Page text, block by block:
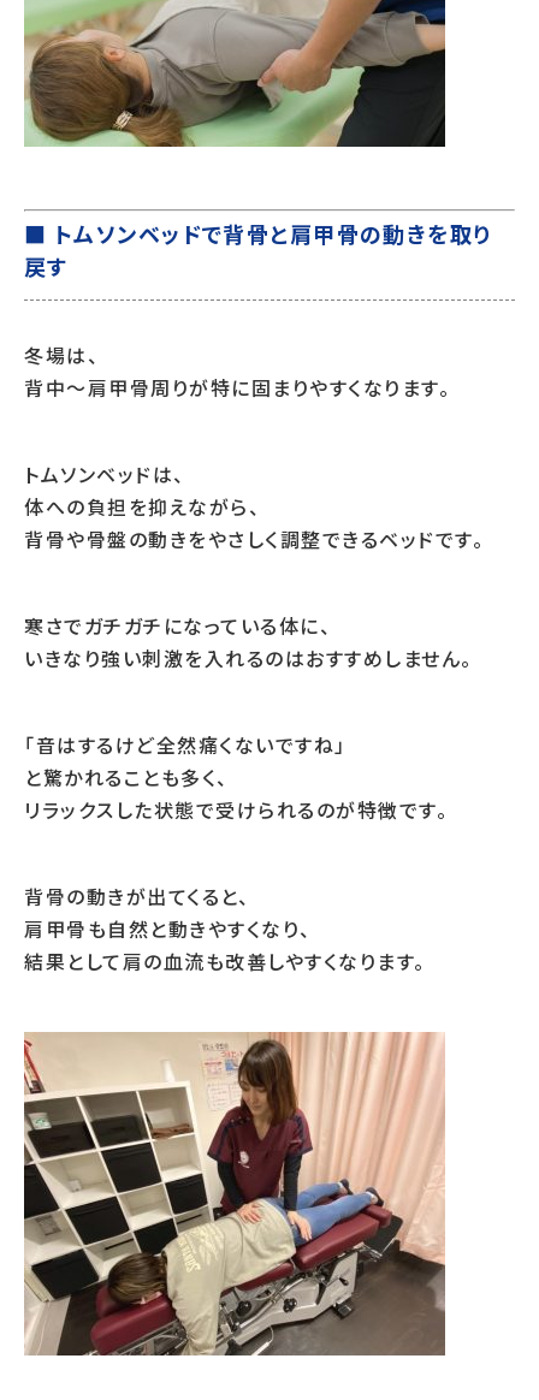
■ トムソンベッドで背骨と肩甲骨の動きを取り
戻す
冬場は、
背中〜肩甲骨周りが特に固まりやすくなります。
トムソンベッドは、
体への負担を抑えながら、
背骨や骨盤の動きをやさしく調整できるベッドです。
寒さでガチガチになっている体に、
いきなり強い刺激を入れるのはおすすめしません。
「音はするけど全然痛くないですね」
と驚かれることも多く、
リラックスした状態で受けられるのが特徴です。
背骨の動きが出てくると、
肩甲骨も自然と動きやすくなり、
結果として肩の血流も改善しやすくなります。